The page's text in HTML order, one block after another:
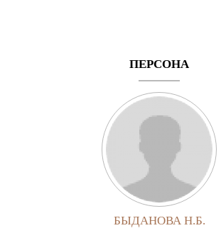
ПЕРСОНА
БЫДАНОВА Н.Б.